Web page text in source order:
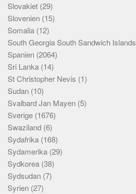
Slovakiet (29)
Slovenien (15)
Somalia (12)
South Georgia South Sandwich Islands
Spanien (2064)
Sri Lanka (14)
St Christopher Nevis (1)
Sudan (10)
Svalbard Jan Mayen (5)
Sverige (1676)
Swaziland (6)
Sydafrika (168)
Sydamerika (29)
Sydkorea (38)
Sydsudan (7)
Syrien (27)